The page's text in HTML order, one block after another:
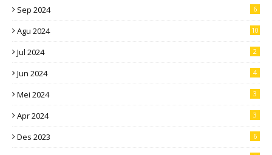
Sep 2024 6
Agu 2024 10
Jul 2024 2
Jun 2024 4
Mei 2024 3
Apr 2024 3
Des 2023 6